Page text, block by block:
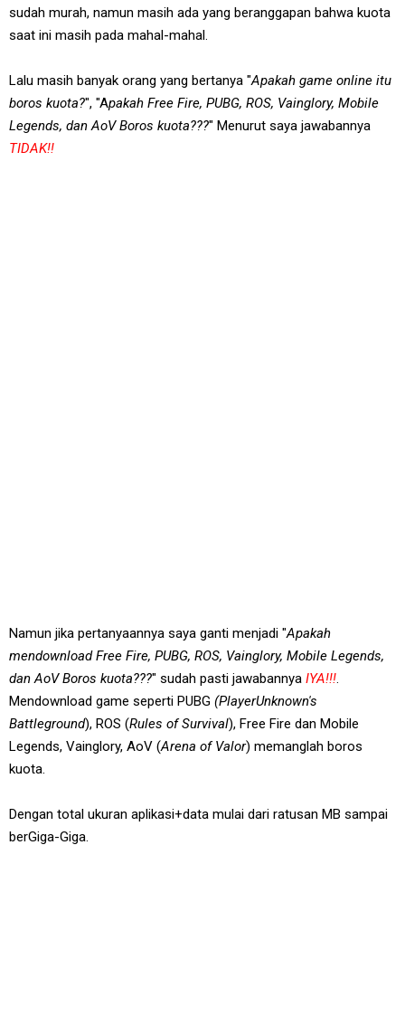
sudah murah, namun masih ada yang beranggapan bahwa kuota
saat ini masih pada mahal-mahal.
Lalu masih banyak orang yang bertanya "Apakah game online itu
boros kuota?", "Apakah Free Fire, PUBG, ROS, Vainglory, Mobile
Legends, dan AoV Boros kuota???" Menurut saya jawabannya
TIDAK!!
Namun jika pertanyaannya saya ganti menjadi "Apakah
mendownload Free Fire, PUBG, ROS, Vainglory, Mobile Legends,
dan AoV Boros kuota???" sudah pasti jawabannya IYA!!!.
Mendownload game seperti PUBG (PlayerUnknown's
Battleground), ROS (Rules of Survival), Free Fire dan Mobile
Legends, Vainglory, AoV (Arena of Valor) memanglah boros
kuota.
Dengan total ukuran aplikasi+data mulai dari ratusan MB sampai
berGiga-Giga.